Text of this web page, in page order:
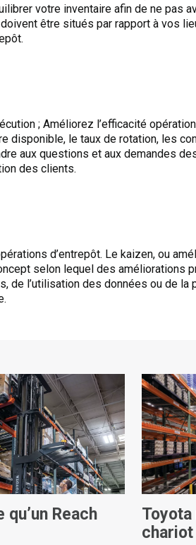
votre inventaire afin de ne pas
être situés par rapport à vos
; Améliorez l’efficacité
disponible, le taux de rotation, les
aux questions et aux demandes
des clients.
d’entrepôt. Le kaizen, ou
selon lequel des améliorations
de l’utilisation des données ou de la
qu’un Reach